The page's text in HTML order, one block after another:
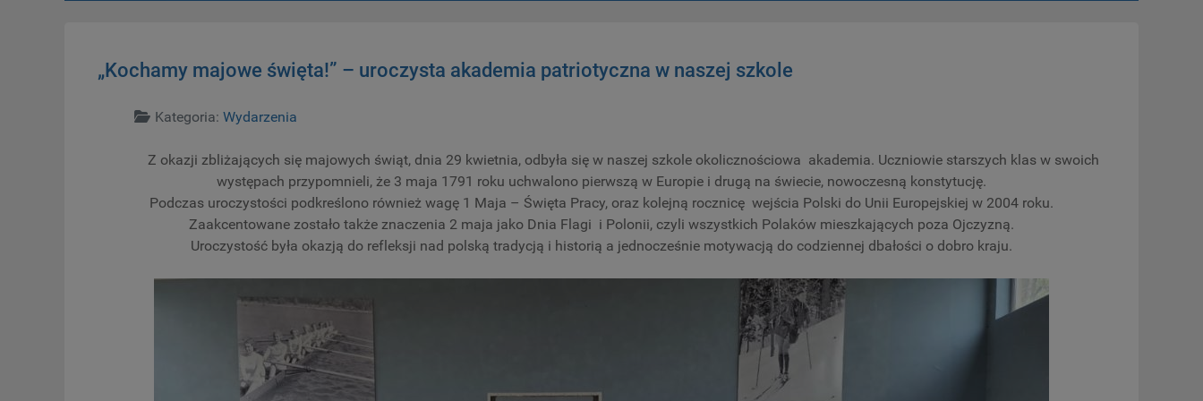
„Kochamy majowe święta!” – uroczysta akademia patriotyczna w naszej szkole
SzczegółyKategoria: Wydarzenia
Z okazji zbliżających się majowych świąt, dnia 29 kwietnia, odbyła się w naszej szkole okolicznościowa akademia. Uczniowie starszych klas w swoich
występach przypomnieli, że 3 maja 1791 roku uchwalono pierwszą w Europie i drugą na świecie, nowoczesną konstytucję.
Podczas uroczystości podkreślono również wagę 1 Maja – Święta Pracy, oraz kolejną rocznicę wejścia Polski do Unii Europejskiej w 2004 roku.
Zaakcentowane zostało także znaczenia 2 maja jako Dnia Flagi i Polonii, czyli wszystkich Polaków mieszkających poza Ojczyzną.
Uroczystość była okazją do refleksji nad polską tradycją i historią a jednocześnie motywacją do codziennej dbałości o dobro kraju.